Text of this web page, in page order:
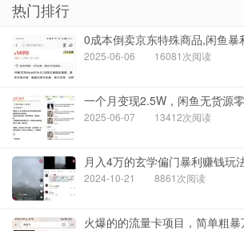
热门排行
0成本倒卖京东特殊商品,闲鱼暴
2025-06-06 16081次阅读
一个月变现2.5W，闲鱼无货源
2025-06-07 13412次阅读
月入4万的玄学偏门暴利赚钱玩
2024-10-21 8861次阅读
火爆的的流量卡项目，简单粗